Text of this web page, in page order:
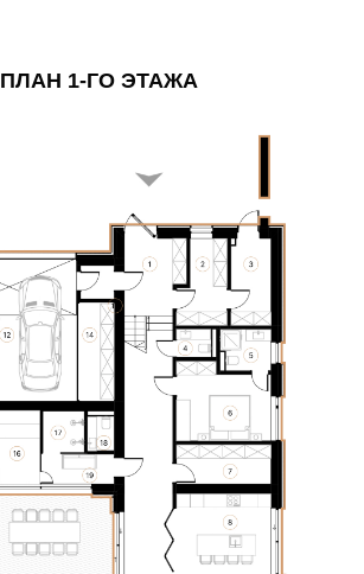
ПЛАН 1-ГО ЭТАЖА